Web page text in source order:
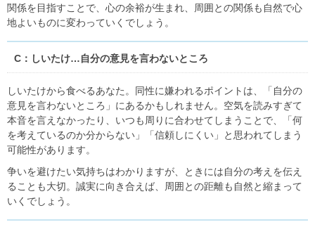
関係を目指すことで、心の余裕が生まれ、周囲との関係も自然で心
地よいものに変わっていくでしょう。
C：しいたけ…自分の意見を言わないところ
しいたけから食べるあなた。同性に嫌われるポイントは、「自分の
意見を言わないところ」にあるかもしれません。空気を読みすぎて
本音を言えなかったり、いつも周りに合わせてしまうことで、「何
を考えているのか分からない」「信頼しにくい」と思われてしまう
可能性があります。
争いを避けたい気持ちはわかりますが、ときには自分の考えを伝え
ることも大切。誠実に向き合えば、周囲との距離も自然と縮まって
いくでしょう。